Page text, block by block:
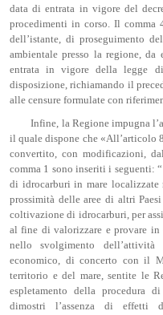
data di entrata in vigore del
procedimenti in corso. Il comma
dell’istante, di proseguimento
ambientale presso la regione,
entrata in vigore della legge
disposizione, richiamando il
alle censure formulate con
Infine, la Regione impugna
il quale dispone che «All’articolo
convertito, con modificazioni,
comma 1 sono inseriti i seguenti:
di idrocarburi in mare
prossimità delle aree di altri
coltivazione di idrocarburi, per
al fine di valorizzare e provare
nello svolgimento
economico, di concerto con il
territorio e del mare, sentite le
espletamento della procedura
dimostri l’assenza di effetti